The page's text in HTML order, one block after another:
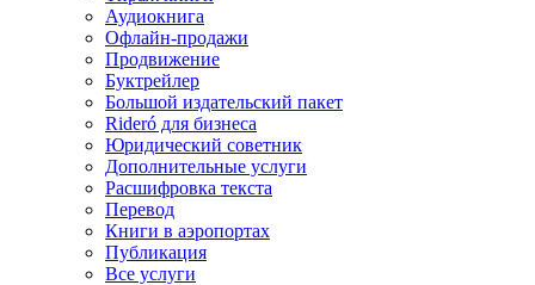
Аудиокнига
Офлайн-продажи
Продвижение
Буктрейлер
Большой издательский пакет
Rideró для бизнеса
Юридический советник
Дополнительные услуги
Расшифровка текста
Перевод
Книги в аэропортах
Публикация
Все услуги